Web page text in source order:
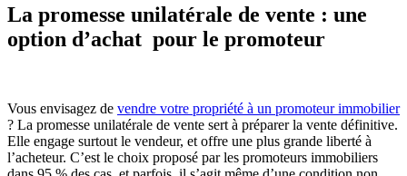
La promesse unilatérale de vente : une
option d’achat pour le promoteur
Vous envisagez de vendre votre propriété à un promoteur immobilier
? La promesse unilatérale de vente sert à préparer la vente définitive.
Elle engage surtout le vendeur, et offre une plus grande liberté à
l’acheteur. C’est le choix proposé par les promoteurs immobiliers